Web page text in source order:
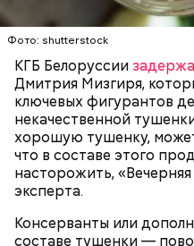
Фото: shutterstock
КГБ Белоруссии
Дмитрия Мизгиря,
ключевых фигурантов
некачественной
хорошую тушенку,
что в составе этого
насторожить,
эксперта.
Консерванты или
составе тушенки —
ВРАЧИ
Кабачок — 1 шт.
Для заправки: